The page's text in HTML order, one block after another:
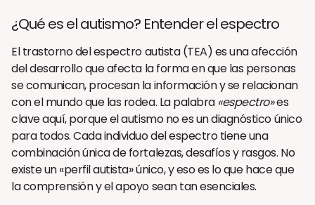
¿Qué es el autismo? Entender el espectro
El trastorno del espectro autista (TEA) es una afección
del desarrollo que afecta la forma en que las personas
se comunican, procesan la información y se relacionan
con el mundo que las rodea. La palabra «espectro»es
clave aquí, porque el autismo no es un diagnóstico único
para todos. Cada individuo del espectro tiene una
combinación única de fortalezas, desafíos y rasgos. No
existe un «perfil autista» único, y eso es lo que hace que
la comprensión y el apoyo sean tan esenciales.